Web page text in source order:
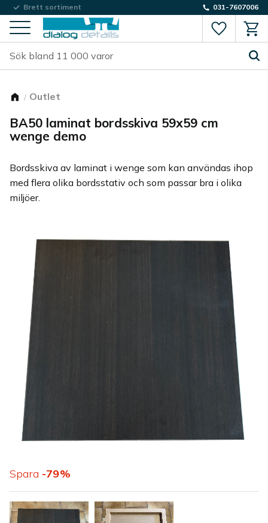
Meny
Brett sortiment
Låg fraktkostnad 031-7607006
Outlet
BA50 laminat bordsskiva 59x59 cm
wenge demo
Bordsskiva av laminat i wenge som kan användas ihop
med flera olika bordsstativ och som passar bra i olika
miljöer.
Spara 79%